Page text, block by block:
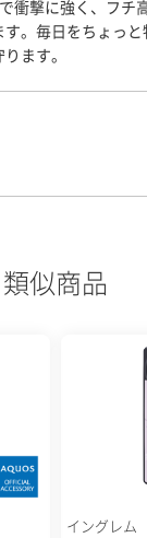
衝撃に強く、フチ
。毎日をちょっと
ます。
類似商品
イングレム